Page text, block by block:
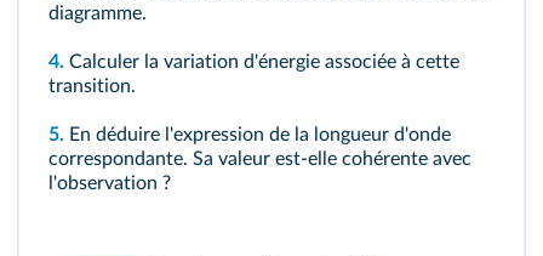
diagramme.
4. Calculer la variation d'énergie associée à cette
transition.
5. En déduire l'expression de la longueur d'onde
correspondante. Sa valeur est-elle cohérente avec
l'observation ?